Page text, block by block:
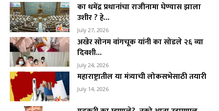
का धमेंद्र प्रधानांचा राजीनामा घेण्यास झाला
उशीर ? हे...
July 27, 2026
अखेर सोनम वांगचूक यांनी का सोडले २६ व्या
दिवशी...
July 24, 2026
महाराष्ट्रातील या मंत्र्याची लोकसभेसाठी तयारी
July 14, 2026